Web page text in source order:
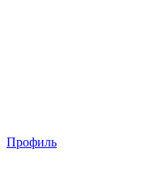
Профиль